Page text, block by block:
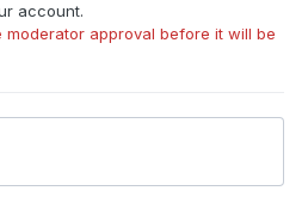
account.
moderator approval before it will be